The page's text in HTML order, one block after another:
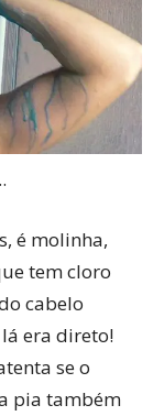
é molinha,
tem cloro
cabelo
era direto!
se o
pia também